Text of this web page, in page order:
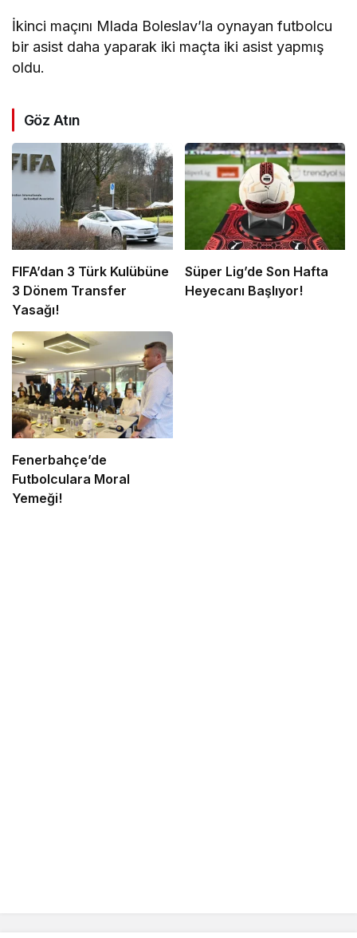
İkinci maçını Mlada Boleslav’la oynayan futbolcu
bir asist daha yaparak iki maçta iki asist yapmış
oldu.
Göz Atın
FIFA’dan 3 Türk Kulübüne
3 Dönem Transfer
Yasağı!
Süper Lig’de Son Hafta
Heyecanı Başlıyor!
Fenerbahçe’de
Futbolculara Moral
Yemeği!